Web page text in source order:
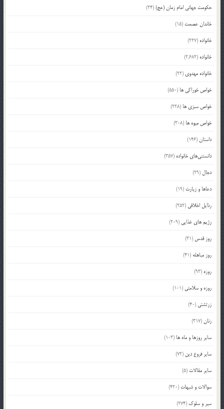
حکومت جهانی امام زمان (عج)(24)
خاندان عصمت (15)
خانواده (227)
خانواده (2,682)
خانواده مهدوی (22)
خواص خوراکی ها (550)
خواص سبزی ها (228)
خواص میوه ها (308)
داستان(146)
دانستنی‌های خانواده (357)
دجال (29)
دعاها و زیارت (19)
رذایل اخلاقی (252)
رژیم های غذایی (209)
روز قدس (31)
روز مباهله (41)
روزه (93)
روزه و سلامتی (101)
زرتشتی (40)
زنان(317)
سایر روزها و ماه ها (103)
سایر فروع دین (72)
سایر مقالات (5)
سوالات و شبهات (420)
سیر و سلوک (274)